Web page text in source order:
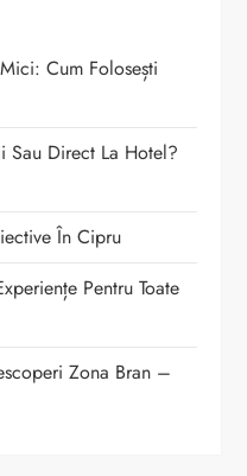
Cum Folosești
Sau Direct La Hotel?
În Cipru
Pentru Toate
Zona Bran –